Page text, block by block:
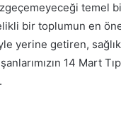
temel
bir toplumun en
yerine getiren,
14 Mart